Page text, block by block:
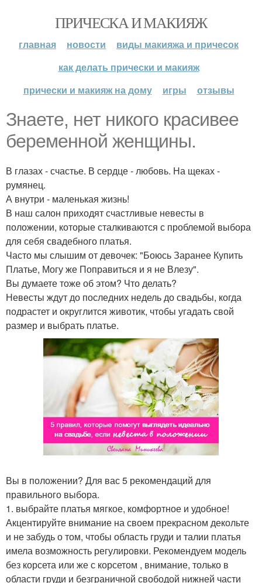
ПРИЧЕСКА И МАКИЯЖ
главная новости
виды макияжа и причесок
как делать прически и макияж
прически и макияж на дому
игры отзывы
Знаете, нет никого красивее
беременной женщины.
В глазах - счастье. В сердце - любовь. На щеках -
румянец.
А внутри - маленькая жизнь!
В наш салон приходят счастливые невесты в
положении, которые сталкиваются с проблемой выбора
для себя свадебного платья.
Часто мы слышим от девочек: "Боюсь Заранее Купить
Платье, Могу же Поправиться и я не Влезу".
Вы думаете тоже об этом? Что делать?
Невесты ждут до последних недель до свадьбы, когда
подрастет и округлится животик, чтобы угадать свой
размер и выбрать платье.
Вы в положении? Для вас 5 рекомендаций для
правильного выбора.
1. выбрайте платья мягкое, комфортное и удобное!
Акцентируйте внимание на своем прекрасном декольте
и не забудь о том, чтобы область груди и талии платья
имела возможность регулировки. Рекомендуем модель
без корсета или же с корсетом , внимание, только в
области груди и безграничной свободой нижней части